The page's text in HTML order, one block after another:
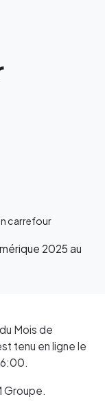
carrefour
2025 au
Mois de
tenu en ligne le